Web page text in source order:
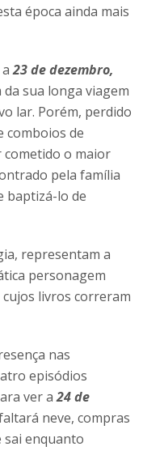
época ainda mais
a23 de dezembro,
sua longa viagem
lar. Porém, perdido
comboios de
cometido o maior
pela família
baptizá-lo de
representam a
personagem
livros correram
nas
episódios
ver a24 de
neve, compras
sai enquanto